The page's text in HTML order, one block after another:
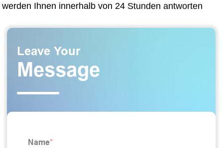
werden Ihnen innerhalb von 24 Stunden antworten